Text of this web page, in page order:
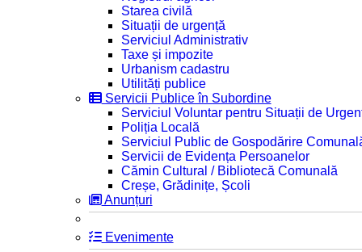
Starea civilă
Situații de urgență
Serviciul Administrativ
Taxe și impozite
Urbanism cadastru
Utilități publice
Servicii Publice în Subordine
Serviciul Voluntar pentru Situații de
Poliția Locală
Serviciul Public de Gospodărire
Servicii de Evidența Persoanelor
Cămin Cultural / Bibliotecă Comunală
Creșe, Grădinițe, Școli
Anunțuri
Evenimente